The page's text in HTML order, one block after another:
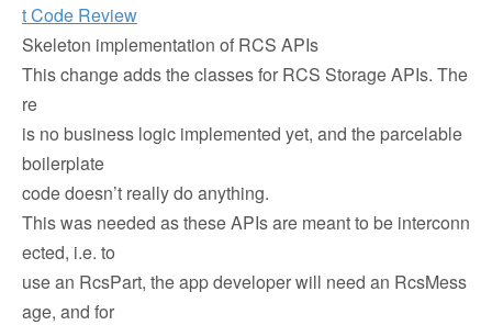
t Code Review
Skeleton implementation of RCS APIs
This change adds the classes for RCS Storage APIs. The
re
is no business logic implemented yet, and the parcelable
boilerplate
code doesn’t really do anything.
This was needed as these APIs are meant to be interconn
ected, i.e. to
use an RcsPart, the app developer will need an RcsMess
age, and for